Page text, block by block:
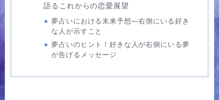
語るこれからの恋愛展望
夢占いにおける未来予想―右側にいる好き
な人が示すこと
夢占いのヒント！好きな人が右側にいる夢
が告げるメッセージ